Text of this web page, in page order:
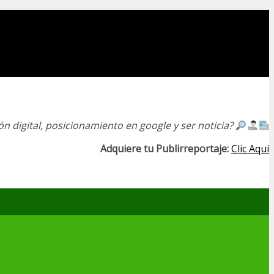
digital, posicionamiento en google y ser noticia?
Adquiere tu Publirreportaje:Clic Aquí